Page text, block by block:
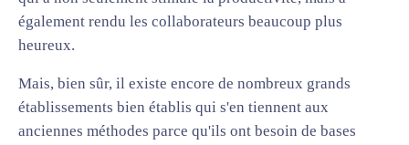
également rendu les collaborateurs beaucoup plus
heureux.
Mais, bien sûr, il existe encore de nombreux grands
établissements bien établis qui s'en tiennent aux
anciennes méthodes parce qu'ils ont besoin de bases